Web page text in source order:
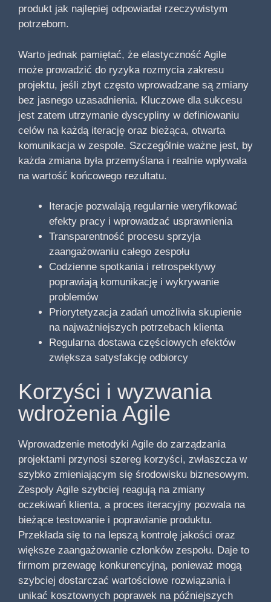
produkt jak najlepiej odpowiadał rzeczywistym
potrzebom.
Warto jednak pamiętać, że elastyczność Agile
może prowadzić do ryzyka rozmycia zakresu
projektu, jeśli zbyt często wprowadzane są zmiany
bez jasnego uzasadnienia. Kluczowe dla sukcesu
jest zatem utrzymanie dyscypliny w definiowaniu
celów na każdą iterację oraz bieżąca, otwarta
komunikacja w zespole. Szczególnie ważne jest, by
każda zmiana była przemyślana i realnie wpływała
na wartość końcowego rezultatu.
Iteracje pozwalają regularnie weryfikować
efekty pracy i wprowadzać usprawnienia
Transparentność procesu sprzyja
zaangażowaniu całego zespołu
Codzienne spotkania i retrospektywy
poprawiają komunikację i wykrywanie
problemów
Priorytetyzacja zadań umożliwia skupienie
na najważniejszych potrzebach klienta
Regularna dostawa częściowych efektów
zwiększa satysfakcję odbiorcy
Korzyści i wyzwania
wdrożenia Agile
Wprowadzenie metodyki Agile do zarządzania
projektami przynosi szereg korzyści, zwłaszcza w
szybko zmieniającym się środowisku biznesowym.
Zespoły Agile szybciej reagują na zmiany
oczekiwań klienta, a proces iteracyjny pozwala na
bieżące testowanie i poprawianie produktu.
Przekłada się to na lepszą kontrolę jakości oraz
większe zaangażowanie członków zespołu. Daje to
firmom przewagę konkurencyjną, ponieważ mogą
szybciej dostarczać wartościowe rozwiązania i
unikać kosztownych poprawek na późniejszych